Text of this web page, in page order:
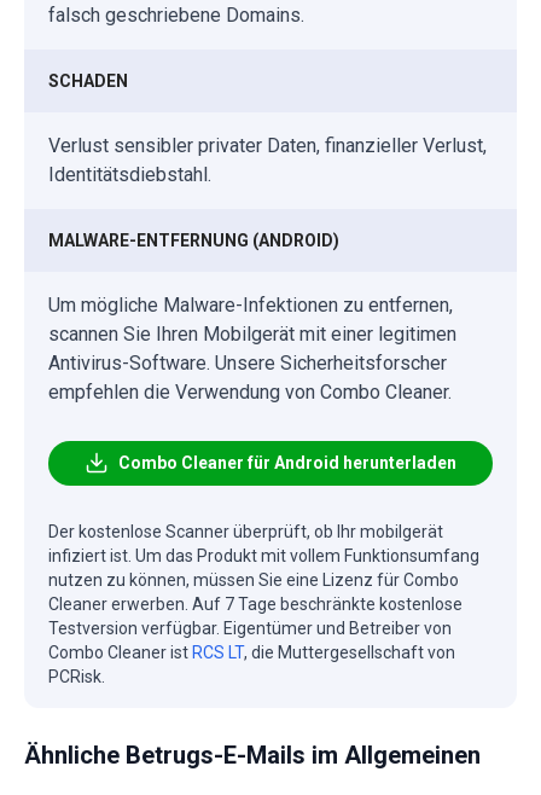
falsch geschriebene Domains.
SCHADEN
Verlust sensibler privater Daten, finanzieller Verlust,
Identitätsdiebstahl.
MALWARE-ENTFERNUNG (ANDROID)
Um mögliche Malware-Infektionen zu entfernen,
scannen Sie Ihren Mobilgerät mit einer legitimen
Antivirus-Software. Unsere Sicherheitsforscher
empfehlen die Verwendung von Combo Cleaner.
Combo Cleaner für Android herunterladen
Der kostenlose Scanner überprüft, ob Ihr mobilgerät
infiziert ist. Um das Produkt mit vollem Funktionsumfang
nutzen zu können, müssen Sie eine Lizenz für Combo
Cleaner erwerben. Auf 7 Tage beschränkte kostenlose
Testversion verfügbar. Eigentümer und Betreiber von
Combo Cleaner ist RCS LT, die Muttergesellschaft von
PCRisk.
Ähnliche Betrugs-E-Mails im Allgemeinen